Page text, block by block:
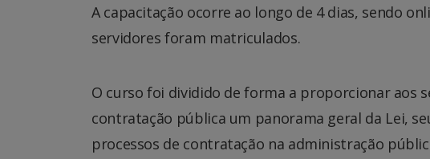
A capacitação ocorre ao longo de 4 dias, sendo
servidores foram matriculados.
O curso foi dividido de forma a proporcionar aos
contratação pública um panorama geral da Lei,
processos de contratação na administração